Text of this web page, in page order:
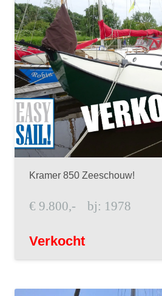
Kramer 850 Zeeschouw!
€ 9.800,- bj: 1978
Verkocht